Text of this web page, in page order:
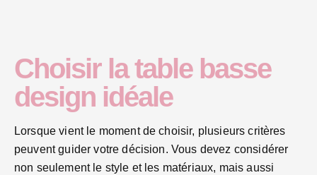
Choisir la table basse
design idéale
Lorsque vient le moment de choisir, plusieurs critères
peuvent guider votre décision. Vous devez considérer
non seulement le style et les matériaux, mais aussi